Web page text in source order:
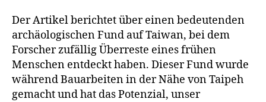
Der Artikel berichtet über einen bedeutenden
archäologischen Fund auf Taiwan, bei dem
Forscher zufällig Überreste eines frühen
Menschen entdeckt haben. Dieser Fund wurde
während Bauarbeiten in der Nähe von Taipeh
gemacht und hat das Potenzial, unser